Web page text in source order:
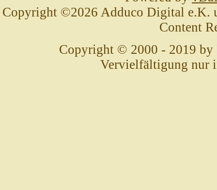
Copyright ©2026 Adduco Digital e.K.
Content
Copyright © 2000 - 2019 by
Vervielfältigung nur